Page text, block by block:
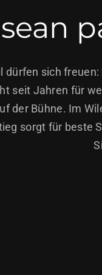
sean
dürfen sich
seit Jahren für
der Bühne. Im
sorgt für beste